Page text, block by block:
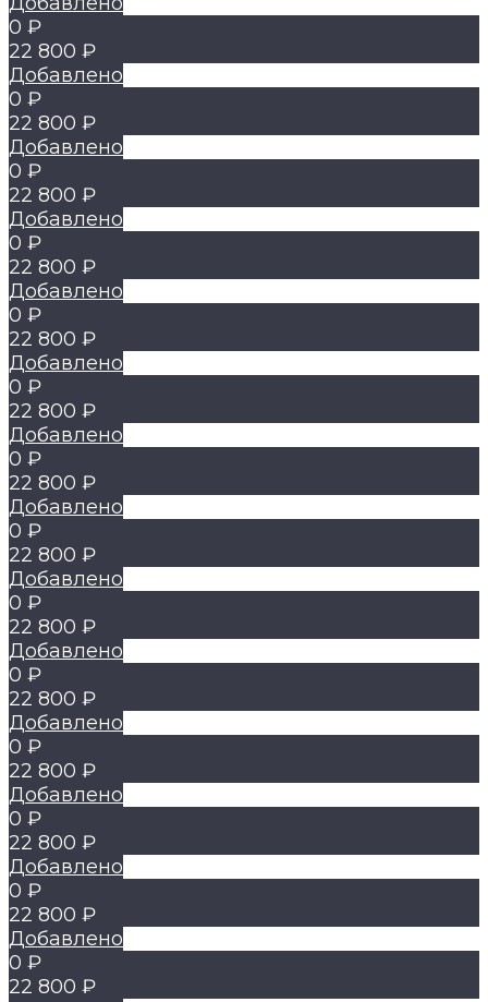
0 ₽
22 800 ₽
Добавлено
0 ₽
22 800 ₽
Добавлено
0 ₽
22 800 ₽
Добавлено
0 ₽
22 800 ₽
Добавлено
0 ₽
22 800 ₽
Добавлено
0 ₽
22 800 ₽
Добавлено
0 ₽
22 800 ₽
Добавлено
0 ₽
22 800 ₽
Добавлено
0 ₽
22 800 ₽
Добавлено
0 ₽
22 800 ₽
Добавлено
0 ₽
22 800 ₽
Добавлено
0 ₽
22 800 ₽
Добавлено
0 ₽
22 800 ₽
Добавлено
0 ₽
22 800 ₽